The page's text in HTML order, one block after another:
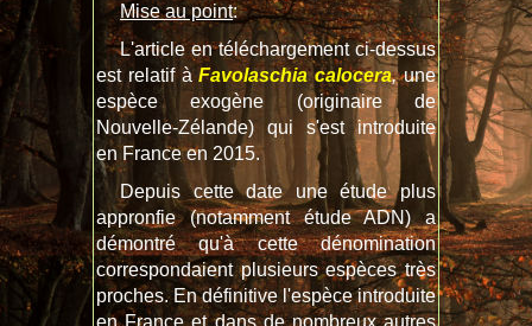
Mise au point:
L'article en téléchargement ci-dessus
est relatif àFavolaschia calocera,une
espèce exogène (originaire de
Nouvelle-Zélande) qui s'est introduite
en France en 2015.
Depuis cette date une étude plus
appronfie (notamment étude ADN) a
démontré qu'à cette dénomination
correspondaient plusieurs espèces très
proches. En définitive l'espèce introduite
en France et dans de nombreux autres